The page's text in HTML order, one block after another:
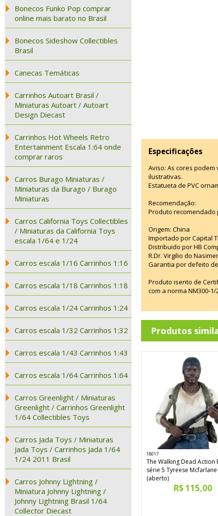
Bonecos Funko Pop comprar
online mais barato no Brasil
Bonecos Sideshow Collectibles
Brasil
Canecas Temáticas
Carrinhos Autoart Brasil /
Miniaturas Autoart / Autoart
Design Diecast
Carrinhos Hot Wheels Retro
Entertainment Escala 1:64 onde
comprar raros
Carros Burago Miniaturas /
Miniaturas da Burago / Burago
Miniaturas
Carros California Toys Collectibles
/ Miniaturas da California Toys
escala 1/64 e 1/24
Carros escala 1/16 Carrinhos 1:16
Carros escala 1/18 Carrinhos 1:18
Carros escala 1/24 Carrinhos 1:24
Carros escala 1/32 Carrinhos 1:32
Carros escala 1/43 Carrinhos 1:43
Carros escala 1/64 Carrinhos 1:64
Carros Greenlight / Miniaturas
Greenlight / Carrinhos Greenlight
1/64 Collectibles Toys
Carros Jada Toys / Miniaturas
Jada Toys / Carrinhos Jada 1/64
1/24 2011 Brasil
Carros Johnny Lightning /
Miniatura Johnny Lightning /
Johnny Lightning Brasil 1/64
Collector Diecast
Especificações
Aviso: As cores
ilustrativas.
Estatueta de PVC
Recomendação:
Produto recomendado
Origem: China
Importado por Capital
Distribuido por HB
R.Dr. Virgilio do
Garantia por defeito
Produto isento de
com a norma NM300-
Produtos
18017
The Walking Dead Action
série 5 Tyreese
(aberto)
R$ 115,00